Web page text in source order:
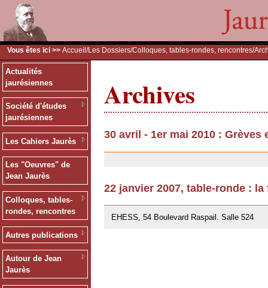
Vous êtes ici >> Accueil /Les Dossiers/Colloques, tables-rondes, rencontres/
Actualités
jaurésiennes
Société d'études
jaurésiennes
Les Cahiers Jaurès
Les "Oeuvres" de
Jean Jaurès
Colloques, tables-
rondes, rencontres
Autres publications
Autour de Jean
Jaurès
Archives
30 avril - 1er mai 2010 :
22 janvier 2007, table-ronde :
EHESS, 54 Boulevard Raspail. Salle 524